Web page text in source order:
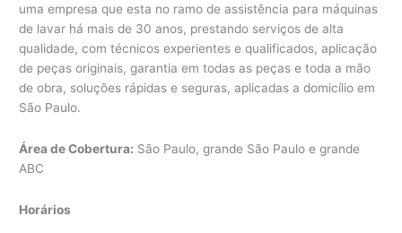
uma empresa que esta no ramo de assistência para máquinas
de lavar há mais de 30 anos, prestando serviços de alta
qualidade, com técnicos experientes e qualificados, aplicação
de peças originais, garantia em todas as peças e toda a mão
de obra, soluções rápidas e seguras, aplicadas a domicílio em
São Paulo.
Área de Cobertura: São Paulo, grande São Paulo e grande
ABC
Horários